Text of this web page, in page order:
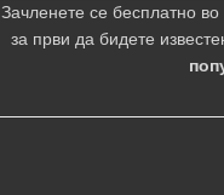
Зачленете се бесплатно
за први да бидете